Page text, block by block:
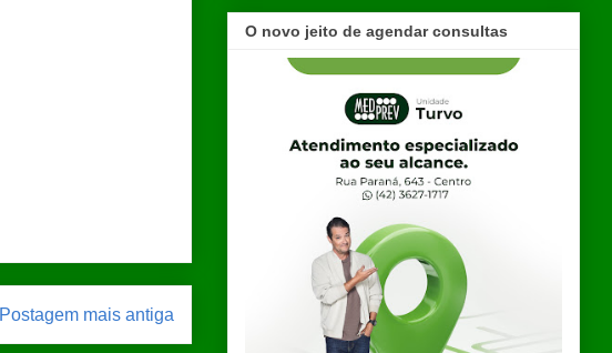
Postagem mais antiga
O novo jeito de agendar consultas